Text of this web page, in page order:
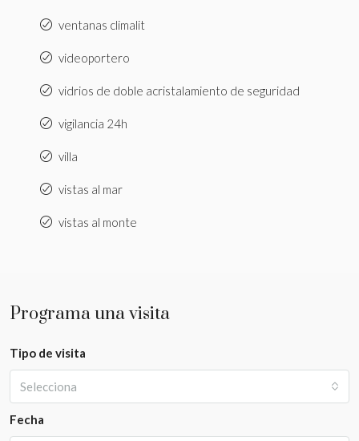
ventanas climalit
videoportero
vidrios de doble acristalamiento de seguridad
vigilancia 24h
villa
vistas al mar
vistas al monte
Programa una visita
Tipo de visita
Selecciona
Fecha